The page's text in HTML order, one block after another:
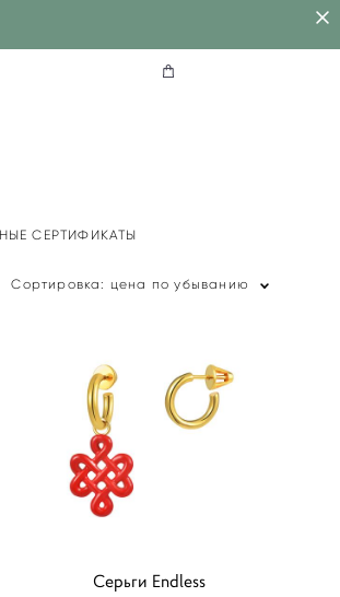
СЕРТИФИКАТЫ
Сортировка: цена по убыванию
Серьги Endless